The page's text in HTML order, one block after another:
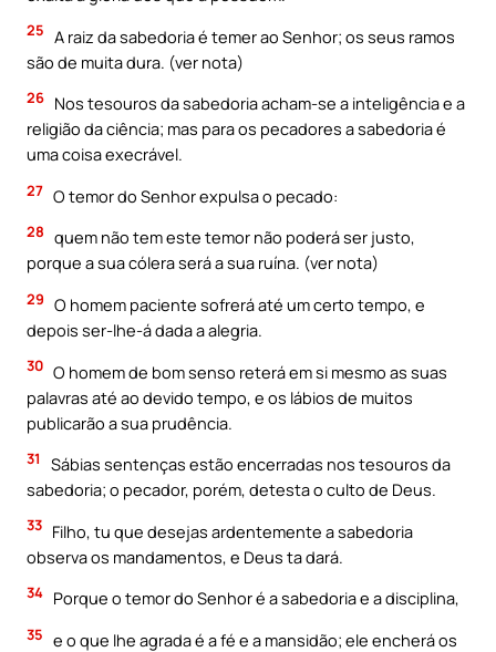
25 A raiz da sabedoria é temer ao Senhor; os seus ramos
são de muita dura. (ver nota)
26 Nos tesouros da sabedoria acham-se a inteligência e a
religião da ciência; mas para os pecadores a sabedoria é
uma coisa execrável.
27 O temor do Senhor expulsa o pecado:
28 quem não tem este temor não poderá ser justo,
porque a sua cólera será a sua ruína. (ver nota)
29 O homem paciente sofrerá até um certo tempo, e
depois ser-lhe-á dada a alegria.
30 O homem de bom senso reterá em si mesmo as suas
palavras até ao devido tempo, e os lábios de muitos
publicarão a sua prudência.
31
Sábias sentenças estão encerradas nos tesouros da
sabedoria; o pecador, porém, detesta o culto de Deus.
33 Filho, tu que desejas ardentemente a sabedoria
observa os mandamentos, e Deus ta dará.
34 Porque o temor do Senhor é a sabedoria e a disciplina,
35 e o que lhe agrada é a fé e a mansidão; ele encherá os